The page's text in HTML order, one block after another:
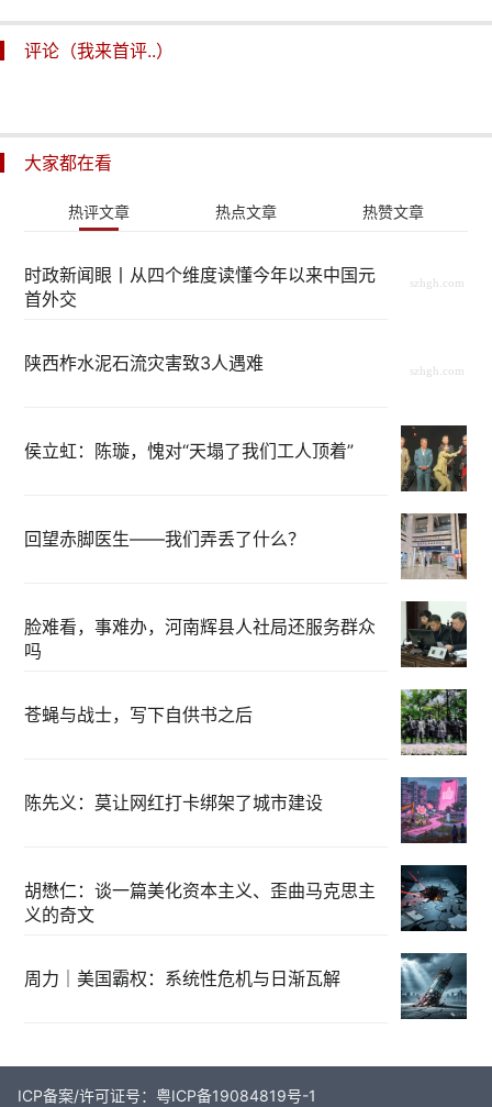
评论（我来首评..）
大家都在看
热评文章 热点文章 热赞文章
时政新闻眼丨从四个维度读懂今年以来中国元
首外交
陕西柞水泥石流灾害致3人遇难
侯立虹：陈璇，愧对“天塌了我们工人顶着”
回望赤脚医生——我们弄丢了什么？
脸难看，事难办，河南辉县人社局还服务群众
吗
苍蝇与战士，写下自供书之后
陈先义：莫让网红打卡绑架了城市建设
胡懋仁：谈一篇美化资本主义、歪曲马克思主
义的奇文
周力｜美国霸权：系统性危机与日渐瓦解
ICP备案/许可证号：粤ICP备19084819号-1